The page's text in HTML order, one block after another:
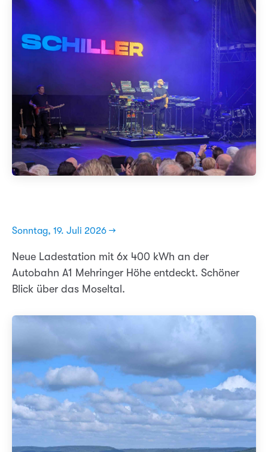
Sonntag, 19. Juli 2026 →
Neue Ladestation mit 6x 400 kWh an der
Autobahn A1 Mehringer Höhe entdeckt. Schöner
Blick über das Moseltal.